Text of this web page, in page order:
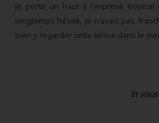
Je porte un haut à l'imprimé
longtemps hésité. Je n'avais pas
bien y regarder cette tenue dans le
Et